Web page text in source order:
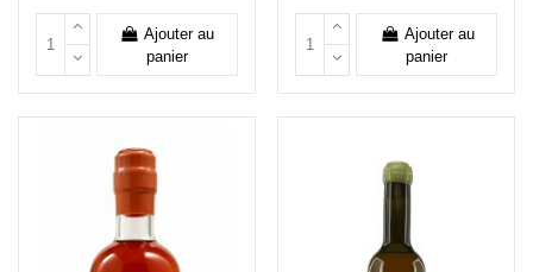
Ajouter au
panier
Ajouter au
panier